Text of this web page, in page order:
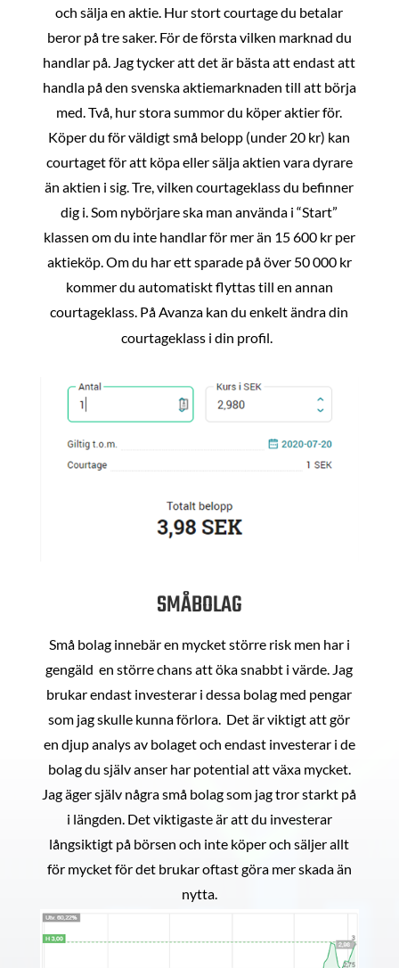
och sälja en aktie. Hur stort courtage du betalar
beror på tre saker. För de första vilken marknad du
handlar på. Jag tycker att det är bästa att endast att
handla på den svenska aktiemarknaden till att börja
med. Två, hur stora summor du köper aktier för.
Köper du för väldigt små belopp (under 20 kr) kan
courtaget för att köpa eller sälja aktien vara dyrare
än aktien i sig. Tre, vilken courtageklass du befinner
dig i. Som nybörjare ska man använda i “Start”
klassen om du inte handlar för mer än 15 600 kr per
aktieköp. Om du har ett sparade på över 50 000 kr
kommer du automatiskt flyttas till en annan
courtageklass. På Avanza kan du enkelt ändra din
courtageklass i din profil.
SMÅBOLAG
Små bolag innebär en mycket större risk men har i
gengäld en större chans att öka snabbt i värde. Jag
brukar endast investerar i dessa bolag med pengar
som jag skulle kunna förlora. Det är viktigt att gör
en djup analys av bolaget och endast investerar i de
bolag du själv anser har potential att växa mycket.
Jag äger själv några små bolag som jag tror starkt på
i längden. Det viktigaste är att du investerar
långsiktigt på börsen och inte köper och säljer allt
för mycket för det brukar oftast göra mer skada än
nytta.